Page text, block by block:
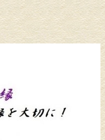
介護リフォーム・バリア